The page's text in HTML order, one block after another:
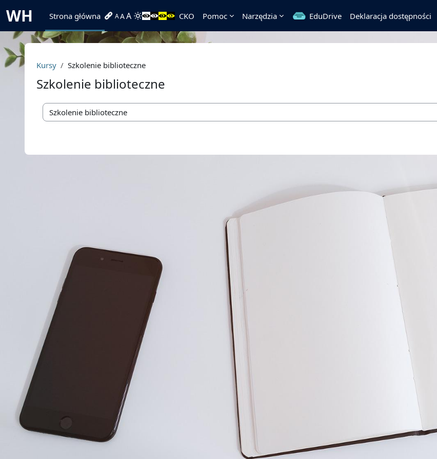
WH Strona główna AAA CKO Pomoc Narzędzia EduDrive Deklaracja dostępności
Kursy Szkolenie biblioteczne
Szkolenie biblioteczne
Kategorie kursów